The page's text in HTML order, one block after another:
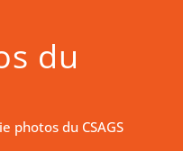
du
photos du CSAGS